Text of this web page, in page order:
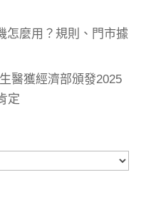
怎麼用？規則、門市據
醫獲經濟部頒發2025
定